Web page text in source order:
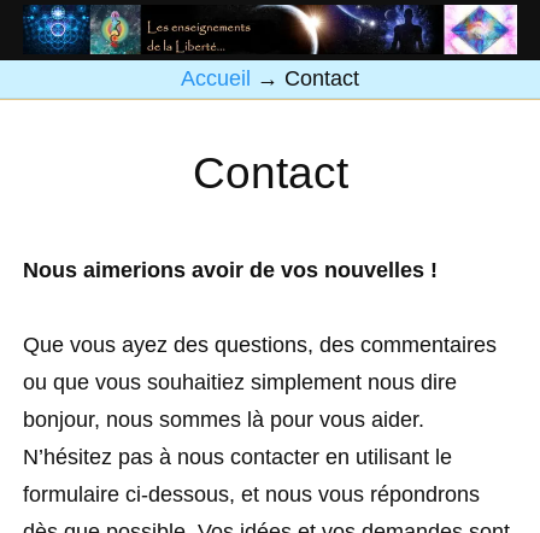
Accueil → Contact
Contact
Nous aimerions avoir de vos nouvelles !
Que vous ayez des questions, des commentaires
ou que vous souhaitiez simplement nous dire
bonjour, nous sommes là pour vous aider.
N’hésitez pas à nous contacter en utilisant le
formulaire ci-dessous, et nous vous répondrons